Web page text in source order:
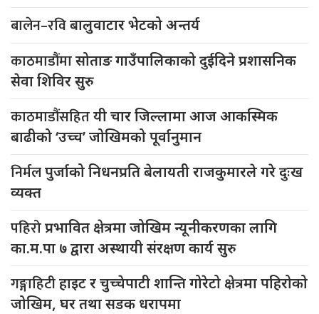
बालेन–रविबालुवाटार भेटको अन्तर्य
काठमाडौंमासोताङ गाउँपालिकाको दुईदिने प्रशासनिक
सेवा शिविर सुरु
काठमाडौंसहितयी चार जिल्लामा आज आकस्मिक
बाढीको ‘उच्च’ जोखिमको पूर्वानुमान
निर्मलपुर्जाको निधनप्रति बेलायती राजकुमारले गरे दुःख
व्यक्त
पहिरोप्रभावित क्षेत्रमा जोखिम न्यूनीकरणका लागि
का.म.पा ७ द्वारा अस्थायी संरक्षण कार्य सुरु
गङ्गाहिटीहाइट र चुच्चेपाटी शान्ति गोरेटो क्षेत्रमा पहिरोको
जोखिम, घर तथा सडक धरापमा